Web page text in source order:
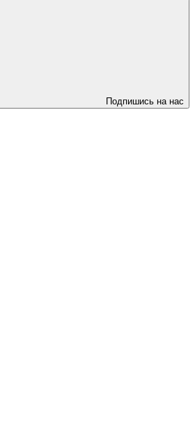
Подпишись на нас